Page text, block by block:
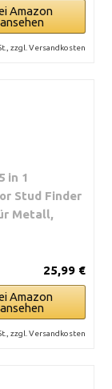
Amazon
ansehen
zzgl. Versandkosten
in 1
Stud Finder
Metall,
25,99 €
Amazon
ansehen
zzgl. Versandkosten